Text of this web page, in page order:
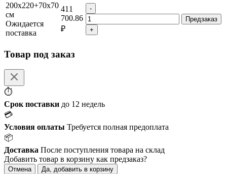
200x220+70x70
см
Ожидается
поставка
411
700.86
₽
Товар под заказ
⏱
Срок поставки до 12 недель
💳
Условия оплаты Требуется полная предоплата
📦
Доставка После поступления товара на склад
Добавить товар в корзину как предзаказ?
Отмена Да, добавить в корзину